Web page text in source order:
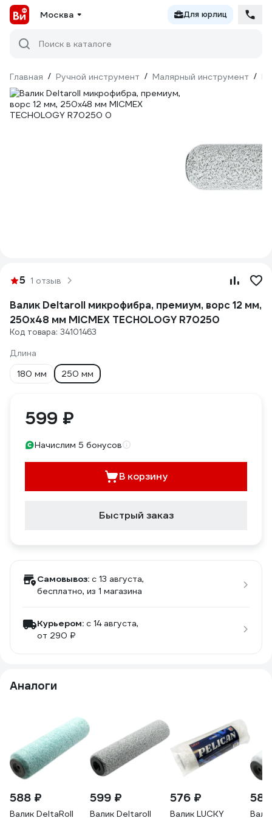
Москва Для юрлиц
Поиск в каталоге
Главная / Ручной инструмент / Малярный инструмент /
5 1 отзыв
Валик Deltaroll микрофибра, премиум, ворс 12 мм,
250x48 мм MICMEX TECHOLOGY R70250
Код товара: 34101463
Длина
180 мм
250 мм
599 ₽
Начислим 5 бонусов
В корзину
Быстрый заказ
Самовывоз: c 13 августа,
бесплатно, из 1 магазина
Курьером: c 14 августа,
от 290 ₽
Аналоги
588 ₽
Валик DeltaRoll
599 ₽
Валик Deltaroll
576 ₽
Валик LUCKY